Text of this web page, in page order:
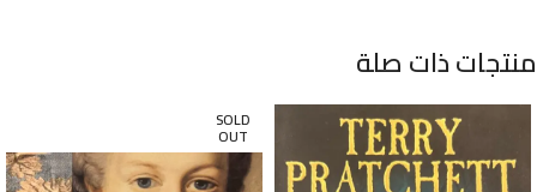
منتجات ذات صلة
SOLD
OUT